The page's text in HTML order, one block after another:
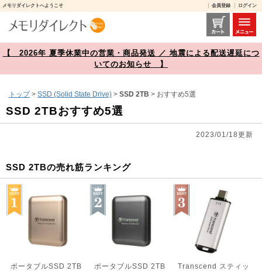
メモリダイレクトへようこそ 会員登録 ログイン
SSD 2TBおすすめ5選【メモリダイレクト】
【 2026年 夏季休業中の営業・商品発送 ／ 地震による配送遅延につ
いてのお知らせ 】
トップ> SSD (Solid State Drive) > SSD 2TB > おすすめ5選
SSD 2TBおすすめ5選
2023/01/18更新
SSD 2TBの売れ筋ランキング
ポータブルSSD 2TB
ポータブルSSD 2TB
Transcend スティッ